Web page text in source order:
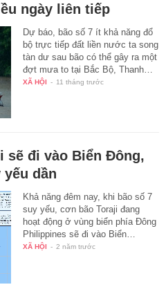
ngày liên tiếp
Dự báo, bão số 7 ít khả năng đổ
bộ trực tiếp đất liền nước ta song
tàn dư sau bão có thể gây ra một
đợt mưa to tại Bắc Bộ, Thanh…
XÃ HỘI - 11 tháng trước
sẽ đi vào Biển Đông,
yếu dần
Khả năng đêm nay, khi bão số 7
suy yếu, cơn bão Toraji đang
hoạt động ở vùng biển phía Đông
Philippines sẽ đi vào Biển…
XÃ HỘI - 2 năm trước